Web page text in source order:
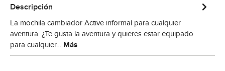
Descripción
La mochila cambiador Active informal para cualquier
aventura. ¿Te gusta la aventura y quieres estar equipado
para cualquier… Más